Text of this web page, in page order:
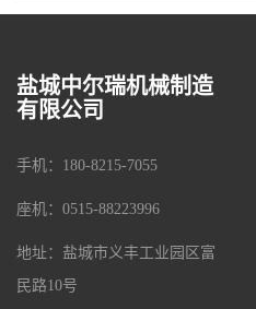
盐城中尔瑞机械制造
有限公司
手机：180-8215-7055
座机：0515-88223996
地址：盐城市义丰工业园区富
民路10号